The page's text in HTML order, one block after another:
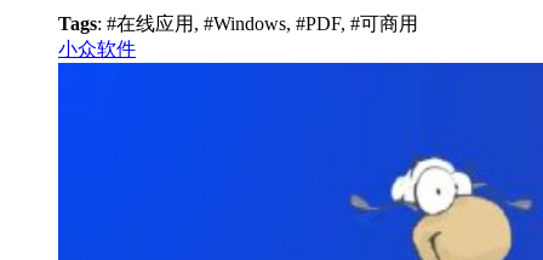
Tags: #在线应用, #Windows, #PDF, #可商用
小众软件